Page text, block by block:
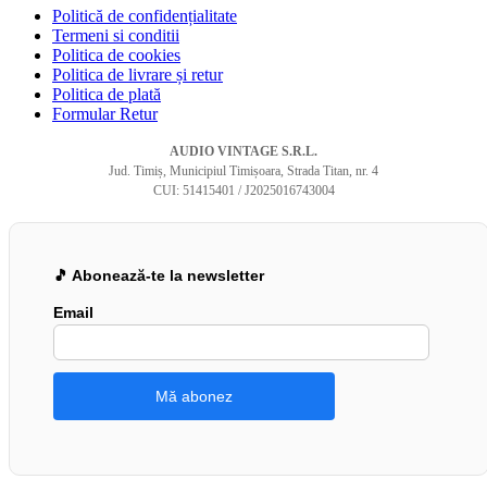
Politică de confidențialitate
Termeni si conditii
Politica de cookies
Politica de livrare și retur
Politica de plată
Formular Retur
AUDIO VINTAGE S.R.L.
Jud. Timiș, Municipiul Timișoara, Strada Titan, nr. 4
CUI: 51415401 / J2025016743004
🎵 Abonează-te la newsletter
Email